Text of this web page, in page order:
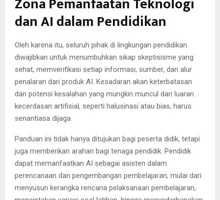
dan AI dalam Pendidikan
Oleh karena itu, seluruh pihak di lingkungan pendidikan
diwajibkan untuk menumbuhkan sikap skeptisisme yang
sehat, memverifikasi setiap informasi, sumber, dan alur
penalaran dari produk AI. Kesadaran akan keterbatasan
dan potensi kesalahan yang mungkin muncul dari luaran
kecerdasan artifisial, seperti halusinasi atau bias, harus
senantiasa dijaga.
Panduan ini tidak hanya ditujukan bagi peserta didik, tetapi
juga memberikan arahan bagi tenaga pendidik. Pendidik
dapat memanfaatkan AI sebagai asisten dalam
perencanaan dan pengembangan pembelajaran, mulai dari
menyusun kerangka rencana pelaksanaan pembelajaran,